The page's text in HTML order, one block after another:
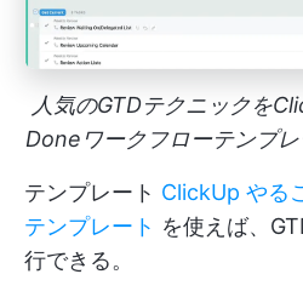
人気のGTDテクニックを
Doneワークフローテンプ
テンプレート ClickUp やる
テンプレート を使えば、
行できる。